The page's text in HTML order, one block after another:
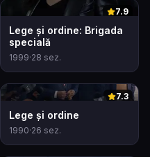
0 7.9
Lege și ordine: Brigada
specială
1999·28 sez.
0 7.3
Lege și ordine
1990·26 sez.